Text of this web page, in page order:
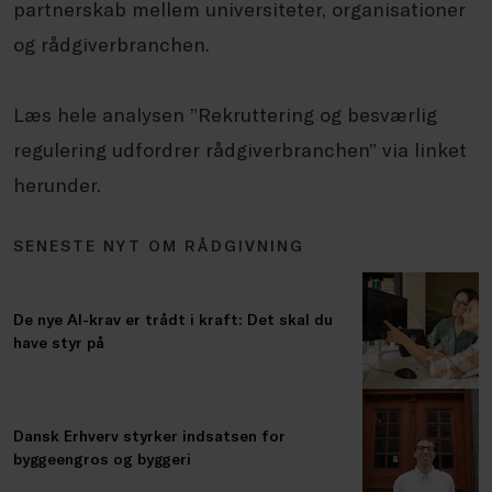
partnerskab mellem universiteter, organisationer
og rådgiverbranchen.
Læs hele analysen ”Rekruttering og besværlig
regulering udfordrer rådgiverbranchen” via linket
herunder.
SENESTE NYT OM RÅDGIVNING
De nye AI-krav er trådt i kraft: Det skal du
have styr på
Dansk Erhverv styrker indsatsen for
byggeengros og byggeri